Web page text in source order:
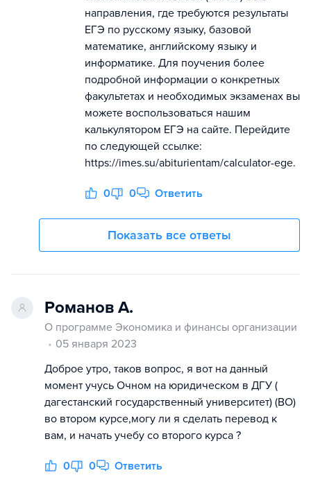
направления, где требуются результаты
ЕГЭ по русскому языку, базовой
математике, английскому языку и
информатике. Для поучения более
подробной информации о конкретных
факультетах и необходимых экзаменах вы
можете воспользоваться нашим
калькулятором ЕГЭ на сайте. Перейдите
по следующей ссылке:
https://imes.su/abiturientam/calculator-ege.
0 0 Ответить
Показать все ответы
Романов А.
О программе Экономика и финансы организации
05 января 2023
Доброе утро, таков вопрос, я вот на данный
момент учусь Очном на юридическом в ДГУ (
дагестанский государственный университет) (ВО)
во втором курсе,могу ли я сделать перевод к
вам, и начать учебу со второго курса ?
0 0 Ответить